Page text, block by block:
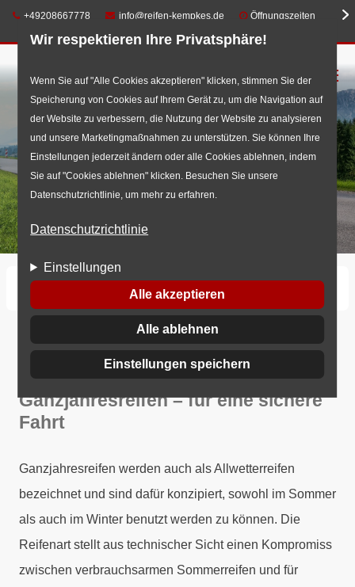
Wir respektieren Ihre Privatsphäre!
Wenn Sie auf "Alle Cookies akzeptieren" klicken, stimmen Sie der
Speicherung von Cookies auf Ihrem Gerät zu, um die Navigation auf
der Website zu verbessern, die Nutzung der Website zu analysieren
und unsere Marketingmaßnahmen zu unterstützen. Sie können Ihre
Einstellungen jederzeit ändern oder alle Cookies ablehnen, indem
Sie auf "Cookies ablehnen" klicken. Besuchen Sie unsere
Datenschutzrichtlinie, um mehr zu erfahren.
Datenschutzrichtlinie
Einstellungen
Alle akzeptieren
Alle ablehnen
Einstellungen speichern
Direkt
Telefon:
+49208667778 E-Mail:info@reifen-kempkes.de Öffnungszeiten
☰
Startseite Ganzjahresreifen
Ganzjahresreifen
Ganzjahresreifen – für eine sichere
Fahrt
Ganzjahresreifen werden auch als Allwetterreifen
bezeichnet und sind dafür konzipiert, sowohl im Sommer
als auch im Winter benutzt werden zu können. Die
Reifenart stellt aus technischer Sicht einen Kompromiss
zwischen verbrauchsarmen Sommerreifen und für